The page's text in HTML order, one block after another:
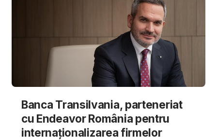
Banca Transilvania, parteneriat
cu Endeavor România pentru
internaționalizarea firmelor